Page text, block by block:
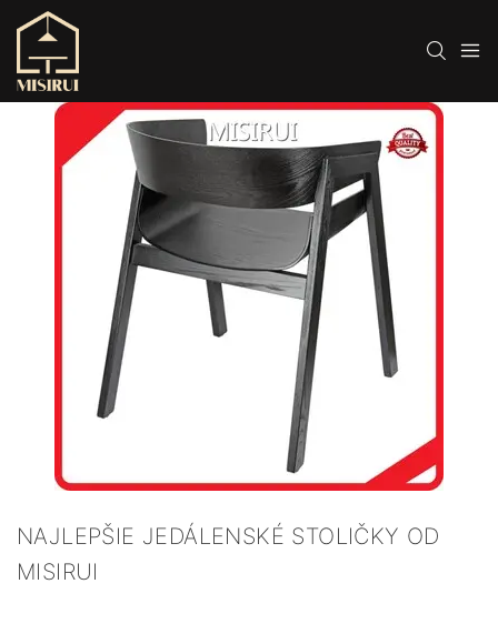
NAJLEPŠIE JEDÁLENSKÉ STOLIČKY OD
MISIRUI